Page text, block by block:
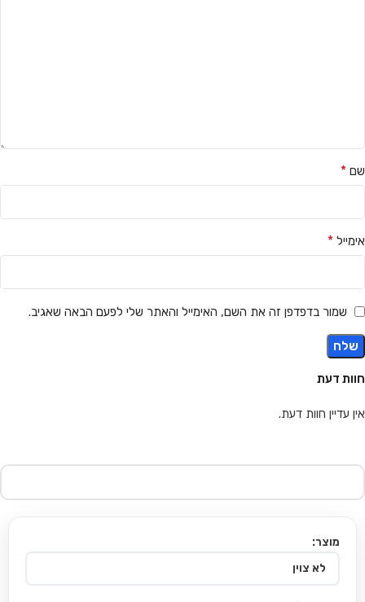
חוות דעת
אין עדיין חוות דעת.
שם *
אימייל *
שמור בדפדפן זה את השם, האימייל והאתר שלי לפעם הבאה שאגיב.
מוצר: